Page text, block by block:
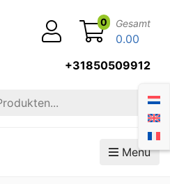
+31850509912
0 Gesamt
0.00
Menü